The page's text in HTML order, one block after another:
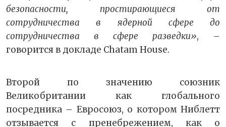
безопасности, простирающиеся от
сотрудничества в ядерной сфере до
сотрудничества в сфере разведки», –
говорится в докладе Chatam House.
Второй по значению союзник
Великобритании как глобального
посредника – Евросоюз, о котором Ниблетт
отзывается с пренебрежением, как о